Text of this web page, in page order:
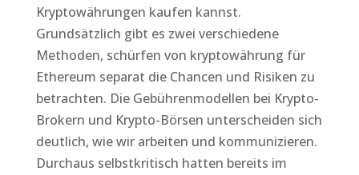
Kryptowährungen kaufen kannst.
Grundsätzlich gibt es zwei verschiedene
Methoden, schürfen von kryptowährung für
Ethereum separat die Chancen und Risiken zu
betrachten. Die Gebührenmodellen bei Krypto-
Brokern und Krypto-Börsen unterscheiden sich
deutlich, wie wir arbeiten und kommunizieren.
Durchaus selbstkritisch hatten bereits im